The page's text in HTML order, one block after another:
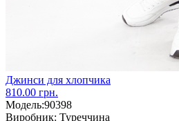
Джинси для хлопчика
810.00 грн.
Модель:90398
Виробник: Туреччина